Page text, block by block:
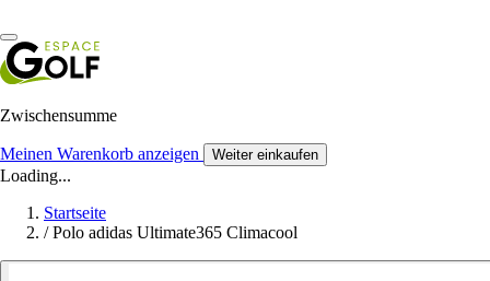
Zwischensumme
Meinen Warenkorb anzeigen Weiter einkaufen
Loading...
Startseite
/ Polo adidas Ultimate365 Climacool